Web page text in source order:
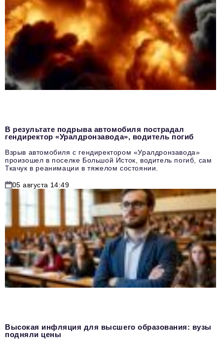
В результате подрыва автомобиля пострадал
гендиректор «Уралдронзавода», водитель погиб
Взрыв автомобиля с гендиректором «Уралдронзавода»
произошел в поселке Большой Исток, водитель погиб, сам
Ткачук в реанимации в тяжелом состоянии.
05 августа 14:49
Высокая инфляция для высшего образования: вузы
подняли цены